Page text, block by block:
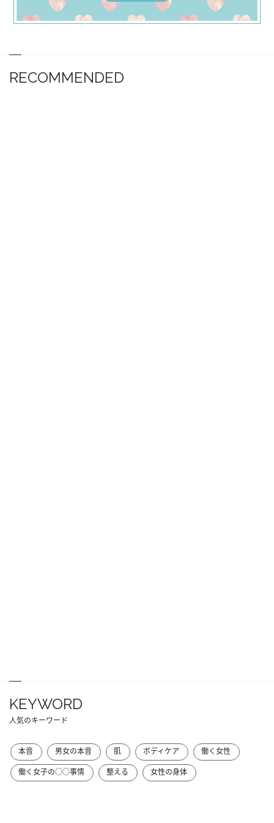
RECOMMENDED
KEYWORD
人気のキーワード
本音 男女の本音 肌 ボディケア
働く女性
働く女子の○○事情
整える 女性の身体